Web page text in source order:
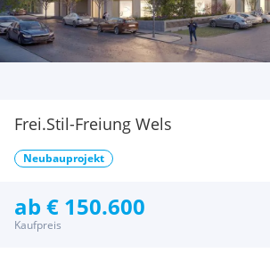
Frei.Stil-Freiung Wels
Neubauprojekt
ab € 150.600
Kaufpreis